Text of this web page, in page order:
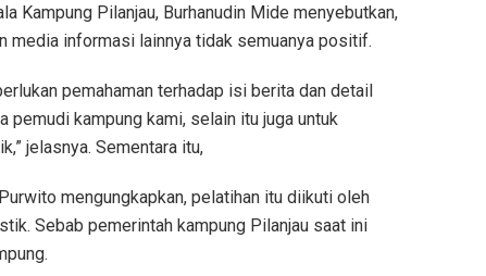
Kampung Pilanjau, Burhanudin Mide menyebutkan,
media informasi lainnya tidak semuanya positif.
pemahaman terhadap isi berita dan detail
pemudi kampung kami, selain itu juga untuk
jelasnya. Sementara itu,
mengungkapkan, pelatihan itu diikuti oleh
Sebab pemerintah kampung Pilanjau saat ini